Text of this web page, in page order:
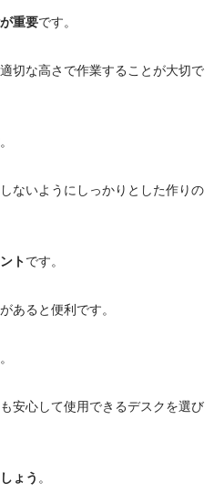
重要です。
切な高さで作業することが大切で
。
ないようにしっかりとした作りの
トです。
あると便利です。
安心して使用できるデスクを選び
ょう 。